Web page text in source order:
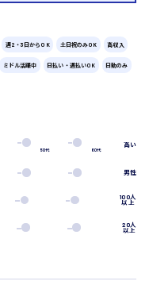
週2・3日からOK 土日祝のみOK 高収入
ミドル活躍中 日払い・週払いOK 日勤のみ
50代 60代
高い
男性
100人
以上
20人
以上